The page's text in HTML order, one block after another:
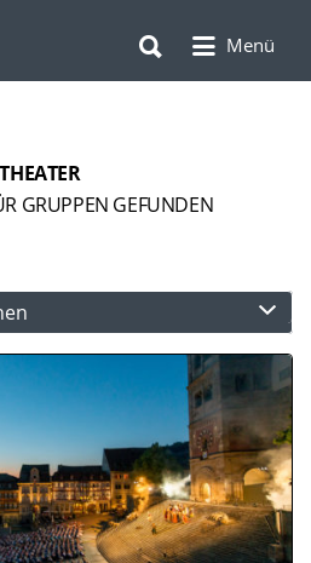
Menü
THEATER
GRUPPEN GEFUNDEN